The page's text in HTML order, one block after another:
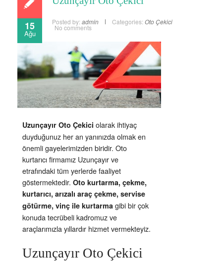
15
Ağu
Posted by: admin Categories: Oto Çekici
No comments
Uzunçayır Oto Çekici olarak ihtiyaç
duyduğunuz her an yanınızda olmak en
önemli gayelerimizden biridir. Oto
kurtarıcı firmamız Uzunçayır ve
etrafındaki tüm yerlerde faaliyet
göstermektedir. Oto kurtarma, çekme,
kurtarıcı, arızalı araç çekme, servise
götürme, vinç ile kurtarma gibi bir çok
konuda tecrübeli kadromuz ve
araçlarımızla yıllardır hizmet vermekteyiz.
Uzunçayır Oto Çekici